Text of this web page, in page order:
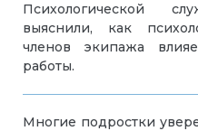
Психологической
выяснили, как
членов экипажа
работы.
Многие подростки